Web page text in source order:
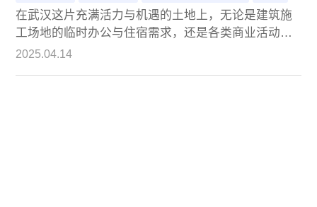
在武汉这片充满活力与机遇的土地上，无论是建筑施
工场地的临时办公与住宿需求，还是各类商业活动的
临时空间搭建，活动板房都扮演着至关重要的角色。
2025.04.14